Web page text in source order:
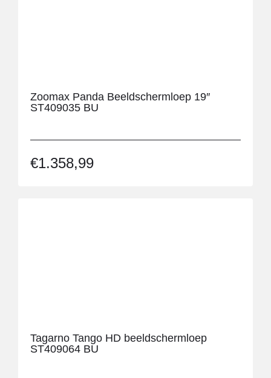
Zoomax Panda Beeldschermloep 19″
ST409035 BU
€1.358,99
Tagarno Tango HD beeldschermloep
ST409064 BU